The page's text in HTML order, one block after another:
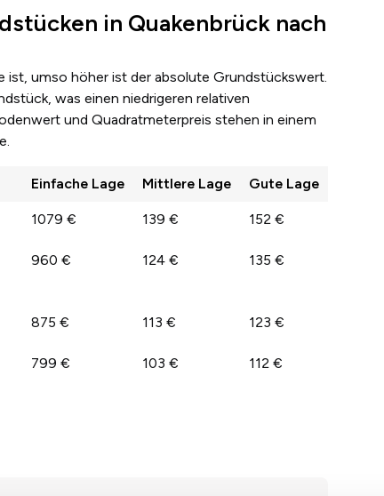
in Quakenbrück nach
umso höher ist der absolute Grundstückswert.
was einen niedrigeren relativen
und Quadratmeterpreis stehen in einem
Einfache Lage Mittlere Lage Gute Lage
1079 € 139 € 152 €
960 € 124 € 135 €
875 € 113 € 123 €
799 € 103 € 112 €